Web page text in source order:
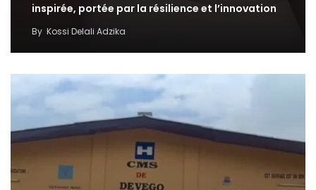
inspirée, portée par la résilience et l’innovation
By Kossi Delali Adzika